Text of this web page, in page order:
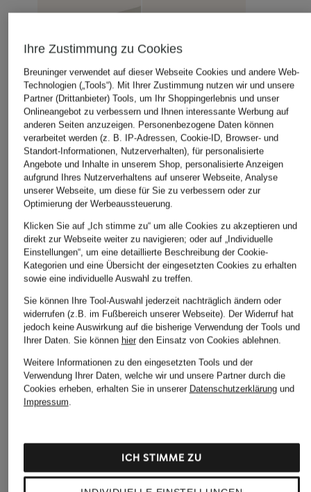
Nike
T-Shirt
CHF 25
Ursprünglich:
Barbour
T-Shirt
CHF 95
Ihre Zustimmung zu Cookies
Breuninger verwendet auf dieser Webseite Cookies und andere Web-
Technologien („Tools“). Mit Ihrer Zustimmung nutzen wir und unsere
Partner (Drittanbieter) Tools, um Ihr Shoppingerlebnis und unser
Onlineangebot zu verbessern und Ihnen interessante Werbung auf
anderen Seiten anzuzeigen. Personenbezogene Daten können
verarbeitet werden (z. B. IP-Adressen, Cookie-ID, Browser- und
Standort-Informationen, Nutzerverhalten), für personalisierte
Angebote und Inhalte in unserem Shop, personalisierte Anzeigen
aufgrund Ihres Nutzerverhaltens auf unserer Webseite, Analyse
unserer Webseite, um diese für Sie zu verbessern oder zur
Optimierung der Werbeaussteuerung.
Klicken Sie auf „Ich stimme zu“ um alle Cookies zu akzeptieren und
direkt zur Webseite weiter zu navigieren; oder auf „Individuelle
Einstellungen“, um eine detaillierte Beschreibung der Cookie-
Kategorien und eine Übersicht der eingesetzten Cookies zu erhalten
sowie eine individuelle Auswahl zu treffen.
Sie können Ihre Tool-Auswahl jederzeit nachträglich ändern oder
widerrufen (z.B. im Fußbereich unserer Webseite). Der Widerruf hat
jedoch keine Auswirkung auf die bisherige Verwendung der Tools und
Ihrer Daten. Sie können hierden Einsatz von Cookies ablehnen.
Weitere Informationen zu den eingesetzten Tools und der
Verwendung Ihrer Daten, welche wir und unsere Partner durch die
Cookies erheben, erhalten Sie in unserer Datenschutzerklärungund
Impressum.
ICH STIMME ZU